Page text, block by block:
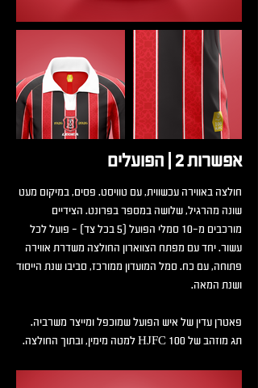
אפשרות 2 | הפועלים
חולצה באווירה עכשווית, עם טוויסט. פסים, במיקום מעט
שונה מהרגיל, שלושה במספר בפרונט. הצידיים
מורכבים מ-10 סמלי הפועל (5 בכל צד) - פועל לכל
עשור. יחד עם מפתח הצווארון החולצה משדרת אווירה
פתוחה, עם כח. סמל המועדון ממורכז, סביבו שנת הייסוד
ושנת המאה.
פאטרן עדין של איש הפועל שמוכפל ומייצר משרביה.
תג מוזהב של 100 HJFC למטה מימין, ובתוך החולצה.